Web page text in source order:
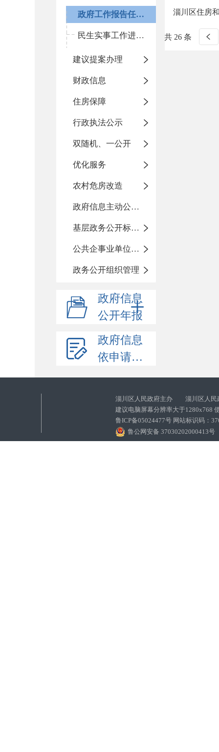
政府工作报告任务执行情况
民生实事工作进展情况
建议提案办理
财政信息
住房保障
行政执法公示
双随机、一公开
优化服务
农村危房改造
政府信息主动公开基本目录
基层政务公开标准化目录
公共企事业单位信息公开
政务公开组织管理
政府信息
公开年报
政府信息
依申请公开
淄川区住房
共 26 条
淄川区人民政府主办 淄川区人民
建议电脑屏幕分辨率大于1280x768
鲁ICP备05024477号 网站标识码：
鲁公网安备 37030202000413号